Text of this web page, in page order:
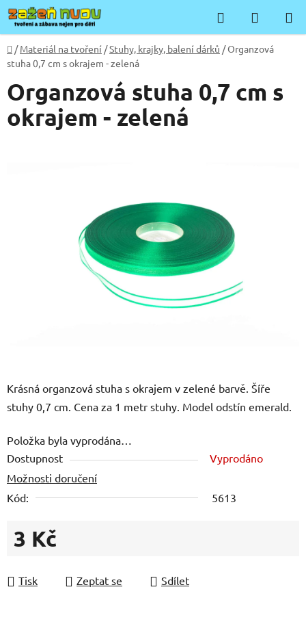
Přejít
na
obsah
Hledat
KOŠÍK
Domů
/ Materiál na tvoření /Stuhy, krajky, balení dárků /Organzová
stuha 0,7 cm s okrajem - zelená
Krásná organzová stuha s okrajem v zelené barvě. Šíře
stuhy 0,7 cm. Cena za 1 metr stuhy. Model odstín emerald.
Položka byla vyprodána…
Dostupnost
Vyprodáno
Možnosti doručení
Kód:
5613
3 Kč
Tisk
Zeptat se Sdílet
Organzová stuha 0,7 cm s
okrajem - zelená